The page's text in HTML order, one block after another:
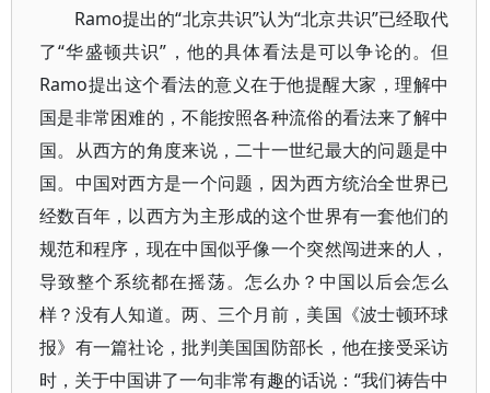
Ramo提出的“北京共识”认为“北京共识”已经取代
了“华盛顿共识”，他的具体看法是可以争论的。但
Ramo提出这个看法的意义在于他提醒大家，理解中
国是非常困难的，不能按照各种流俗的看法来了解中
国。从西方的角度来说，二十一世纪最大的问题是中
国。中国对西方是一个问题，因为西方统治全世界已
经数百年，以西方为主形成的这个世界有一套他们的
规范和程序，现在中国似乎像一个突然闯进来的人，
导致整个系统都在摇荡。怎么办？中国以后会怎么
样？没有人知道。两、三个月前，美国《波士顿环球
报》有一篇社论，批判美国国防部长，他在接受采访
时，关于中国讲了一句非常有趣的话说：“我们祷告中